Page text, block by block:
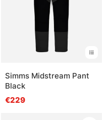
Simms Midstream Pant
Black
€229